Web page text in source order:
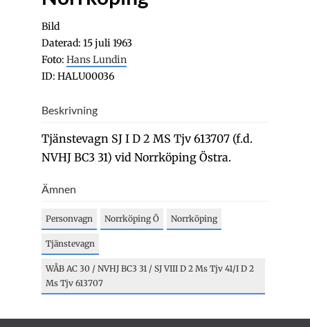
Bild
Daterad: 15 juli 1963
Foto: Hans Lundin
ID: HALU00036
Beskrivning
Tjänstevagn SJ I D 2 MS Tjv 613707 (f.d.
NVHJ BC3 31) vid Norrköping Östra.
Ämnen
Personvagn Norrköping Ö Norrköping
Tjänstevagn
WÅB AC 30 / NVHJ BC3 31 / SJ VIII D 2 Ms Tjv 41/I D 2
Ms Tjv 613707